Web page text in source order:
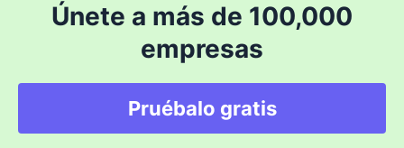
Únete a más de 100,000
empresas
Pruébalo gratis